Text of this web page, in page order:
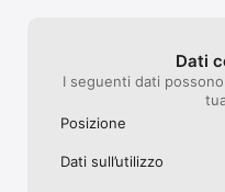
Dati
I seguenti dati
Posizione
Dati sull’utilizzo